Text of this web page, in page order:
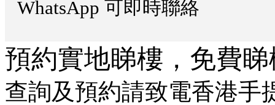
WhatsApp 可即時聯絡
預約實地睇樓，免費
查詢及預約請致電香港手